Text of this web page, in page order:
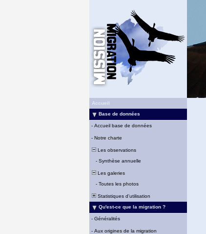
Accueil
Base de données
- Accueil base de données
- Notre charte
Les observations
- Synthèse annuelle
Les galeries
- Toutes les photos
Statistiques d'utilisation
Qu'est-ce que la migration ?
- Généralités
- Aux origines de la migration